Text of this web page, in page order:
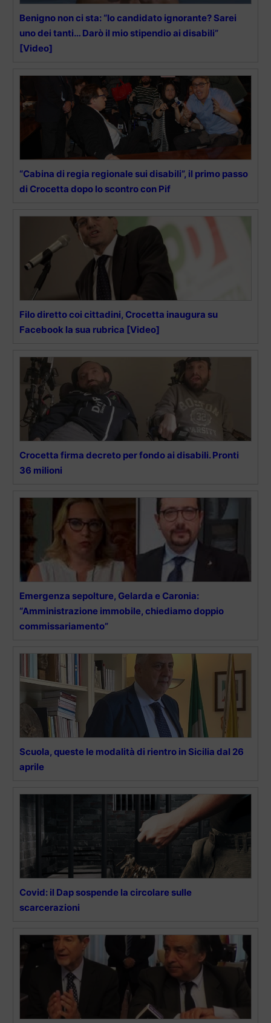
Benigno non ci sta: “Io candidato ignorante? Sarei
uno dei tanti… Darò il mio stipendio ai disabili”
[Video]
“Cabina di regia regionale sui disabili”, il primo passo
di Crocetta dopo lo scontro con Pif
Filo diretto coi cittadini, Crocetta inaugura su
Facebook la sua rubrica [Video]
Crocetta firma decreto per fondo ai disabili. Pronti
36 milioni
Emergenza sepolture, Gelarda e Caronia:
“Amministrazione immobile, chiediamo doppio
commissariamento”
Scuola, queste le modalità di rientro in Sicilia dal 26
aprile
Covid: il Dap sospende la circolare sulle
scarcerazioni